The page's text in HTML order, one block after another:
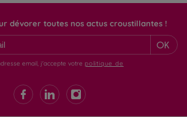
dévorer toutes nos actus croustillantes !
OK
email, j'accepte votre politique de